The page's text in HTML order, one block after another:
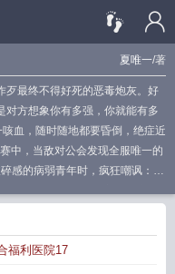
夏唯一/著
歹最终不得好死的恶毒炮灰。好
对方想象你有多强，你就能有多
血，随时随地都要昏倒，绝症近
中，当敌对公会发现全服唯一的
感的病弱青年时，疯狂嘲讽：
将赌盘抬到了惊人的高赔率，
怎么又吐血了！对手快跑！”“卧
召唤出了s级怪物，这次又是什
福利医院17